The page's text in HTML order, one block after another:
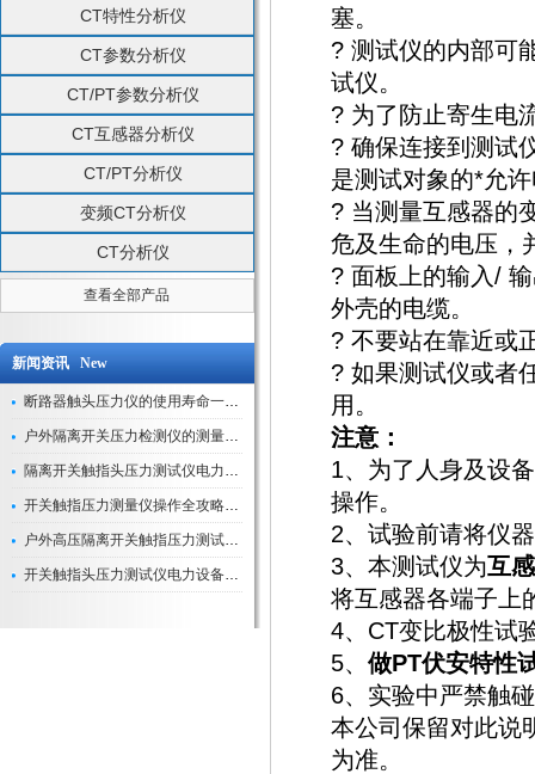
CT特性分析仪
CT参数分析仪
CT/PT参数分析仪
CT互感器分析仪
CT/PT分析仪
变频CT分析仪
CT分析仪
查看全部产品
新闻资讯 New
断路器触头压力仪的使用寿命一般是多久？
户外隔离开关压力检测仪的测量数据如何与GIS系统对接实现智能化运维？
隔离开关触指头压力测试仪电力系统安全运行的“定海神针”
开关触指压力测量仪操作全攻略：从准备到精准测量的实战指南
户外高压隔离开关触指压力测试仪的作用与价值
开关触指头压力测试仪电力设备安全的“隐形守护者”
塞。
? 测试仪的内部可
试仪。
? 为了防止寄生电
? 确保连接到测试
是测试对象的*允
? 当测量互感器的
危及生命的电压，
? 面板上的输入/
外壳的电缆。
? 不要站在靠近或
? 如果测试仪或者
用。
注意：
1、为了人身及设
操作。
2、试验前请将仪
3、本测试仪为互
将互感器各端子上
4、CT变比极性试
5、 做PT伏安特性
6、实验中严禁触
本公司保留对此说
为准。